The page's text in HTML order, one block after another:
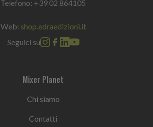
Telefono: +39 02 864105
Web: shop.edraedizioni.it
Seguici su
Mixer Planet
Chi siamo
Contatti